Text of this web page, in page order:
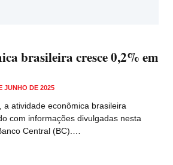
brasileira cresce 0,2% em
JUNHO DE 2025
a atividade econômica brasileira
com informações divulgadas nesta
Central (BC).…